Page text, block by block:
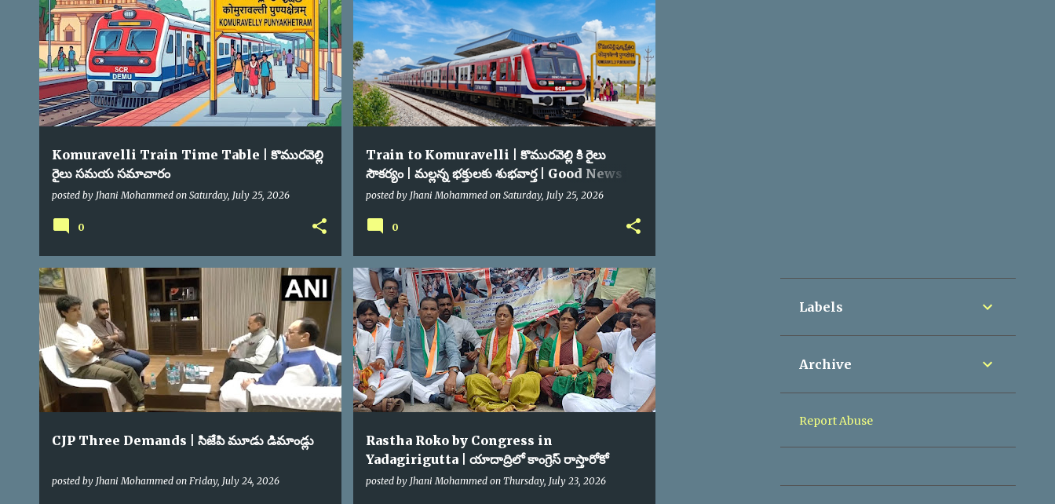
Komuravelli Train Time Table | కొమురవెల్లి
రైలు సమయ సమాచారం
posted by Jhani Mohammed on Saturday, July 25, 2026
0
Train to Komuravelli | కొమురవెల్లి కి రైలు
సౌకర్యం | మల్లన్న భక్తులకు శుభవార్త | Good News to
Mallanna Devotees
posted by Jhani Mohammed on Saturday, July 25, 2026
KOMURAVELLI TRAINS
0
CJP Three Demands | సిజేపి మూడు డిమాండ్లు
posted by Jhani Mohammed on Friday, July 24, 2026
CJP POLITICAL NEWS
Rastha Roko by Congress in
Yadagirigutta | యాదాద్రిలో కాంగ్రెస్ రాస్తారోకో
posted by Jhani Mohammed on Thursday, July 23, 2026
POLITICAL NEWS
Labels
Archive
Report Abuse